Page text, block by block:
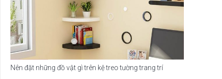
Nên đặt những đồ vật gì trên kệ treo tường trang trí